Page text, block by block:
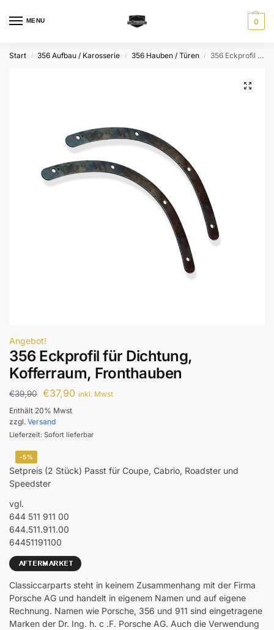
MENU 0
Start / 356 Aufbau / Karosserie / 356 Hauben / Türen / 356 Eckprofil für Dichtung, Kofferraum, Fronthauben
Angebot!
356 Eckprofil für Dichtung,
Kofferraum, Fronthauben
€39,90 €37,90 inkl. Mwst
Enthält 20% Mwst
zzgl. Versand
Lieferzeit: Sofort lieferbar
-5%
Setpreis (2 Stück) Passt für Coupe, Cabrio, Roadster und
Speedster
vgl.
644 511 911 00
644.511.911.00
64451191100
Classiccarparts steht in keinem Zusammenhang mit der Firma
Porsche AG und handelt in eigenem Namen und auf eigene
Rechnung. Namen wie Porsche, 356 und 911 sind eingetragene
Marken der Dr. Ing. h. c .F. Porsche AG. Auch die Verwendung